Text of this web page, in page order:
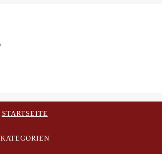
STARTSEITE
KATEGORIEN